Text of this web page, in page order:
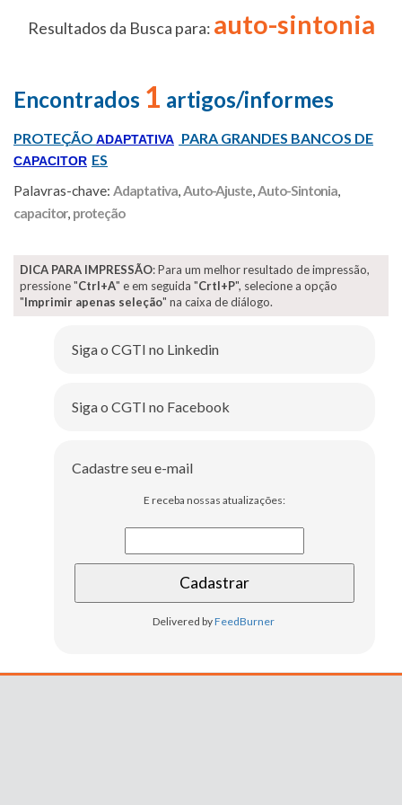
Resultados da Busca para: auto-sintonia
Encontrados 1 artigos/informes
PROTEÇÃO ADAPTATIVA PARA GRANDES BANCOS DE
CAPACITOR ES
Palavras-chave: Adaptativa,Auto-Ajuste,Auto-Sintonia,
capacitor, proteção
DICA PARA IMPRESSÃO: Para um melhor resultado de impressão,
pressione "Ctrl+A" e em seguida "Crtl+P", selecione a opção
"Imprimir apenas seleção" na caixa de diálogo.
Siga o CGTI no Linkedin
Siga o CGTI no Facebook
Cadastre seu e-mail
E receba nossas atualizações:
Delivered byFeedBurner